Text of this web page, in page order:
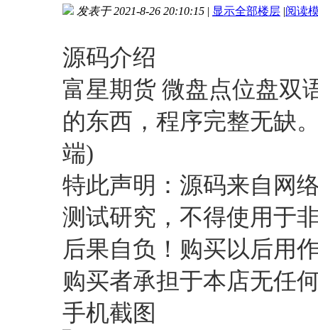
发表于 2021-8-26 20:10:15 | 显示全部楼层 |阅读
源码介绍
富星期货 微盘点位盘双
的东西，程序完整无缺
端)
特此声明：源码来自网
测试研究，不得使用于
后果自负！购买以后用
购买者承担于本店无任
手机截图